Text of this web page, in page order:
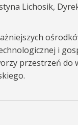
Lichosik,
i
przestrzeń do